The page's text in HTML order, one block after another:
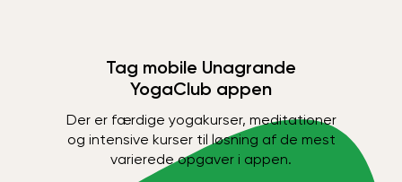
Tag mobile Unagrande
YogaClub appen
Der er færdige yogakurser, meditationer
og intensive kurser til løsning af de mest
varierede opgaver i appen.